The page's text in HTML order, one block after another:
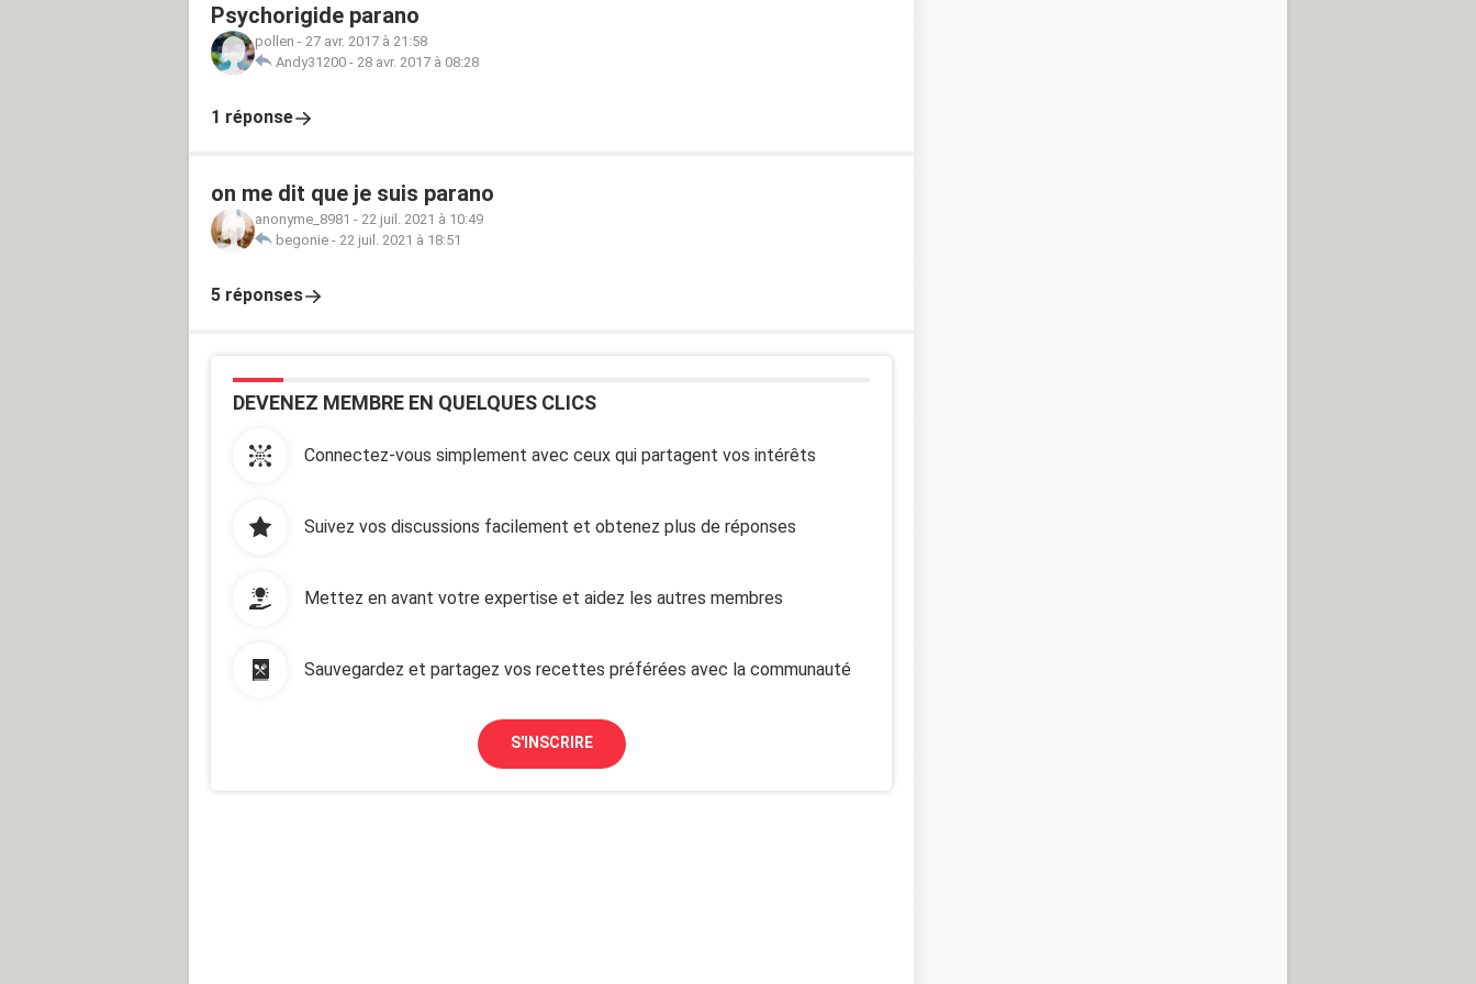
Psychorigide parano
pollen - 27 avr. 2017 à 21:58
Andy31200 - 28 avr. 2017 à 08:28
1 réponse
on me dit que je suis parano
anonyme_8981 - 22 juil. 2021 à 10:49
begonie - 22 juil. 2021 à 18:51
5 réponses
DEVENEZ MEMBRE EN QUELQUES CLICS
Connectez-vous simplement avec ceux qui partagent vos intérêts
Suivez vos discussions facilement et obtenez plus de réponses
Mettez en avant votre expertise et aidez les autres membres
Sauvegardez et partagez vos recettes préférées avec la communauté
S'INSCRIRE